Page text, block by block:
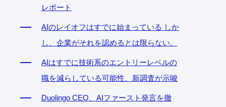
レポート
AIのレイオフはすでに始まっている しか
し、企業がそれを認めるとは限らない。
AIはすでに技術系のエントリーレベルの
職を減らしている可能性、新調査が示唆
Duolingo CEO、AIファースト発言を撤